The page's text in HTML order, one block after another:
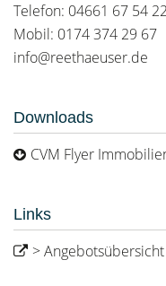
Telefon: 04661 67 54 22
Mobil: 0174 374 29 67
info@reethaeuser.de
Downloads
CVM Flyer
Links
> Angebotsübersicht